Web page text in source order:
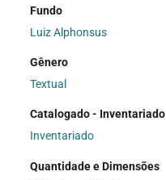
Fundo
Luiz Alphonsus
Gênero
Textual
Catalogado - Inventariado
Inventariado
Quantidade e Dimensões